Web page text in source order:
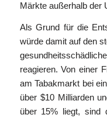
Märkte außerhalb der
Als Grund für die
würde damit auf den
reagieren. Von einer
am Tabakmarkt bei
über $10 Milliarden
über 15% liegt, sind